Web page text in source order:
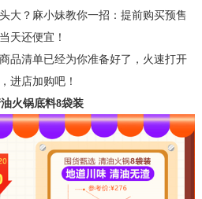
大？ 麻小妹教你一招：提前购买预售
天还便宜！
品清单已经为你准备好了，火速打开
进店加购吧！
火锅底料8袋装